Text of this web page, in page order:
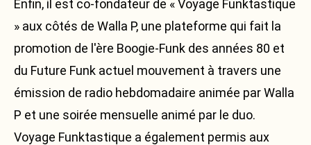
Enfin, il est co-fondateur de « Voyage Funktastique
» aux côtés de Walla P, une plateforme qui fait la
promotion de l'ère Boogie-Funk des années 80 et
du Future Funk actuel mouvement à travers une
émission de radio hebdomadaire animée par Walla
P et une soirée mensuelle animé par le duo.
Voyage Funktastique a également permis aux